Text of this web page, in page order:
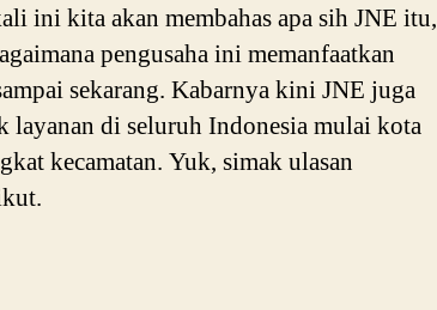
ini kita akan membahas apa sih JNE itu,
pengusaha ini memanfaatkan
sekarang. Kabarnya kini JNE juga
di seluruh Indonesia mulai kota
kecamatan. Yuk, simak ulasan